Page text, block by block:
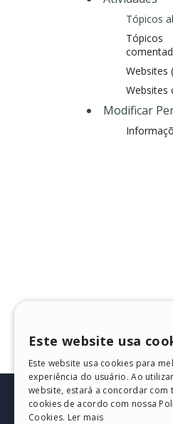
Tópicos
Tópicos
Websites (
Websites
Modificar
HELP CENTER
Este website usa
Este website usa cookies para
experiência do usuário. Ao
website, estará a concordar com
cookies de acordo com nossa
Cookies. Ler mais